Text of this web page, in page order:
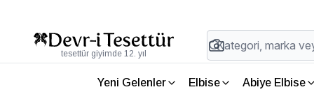
tesettür giyimde 12. yıl
Yeni Gelenler Elbise Abiye Elbise